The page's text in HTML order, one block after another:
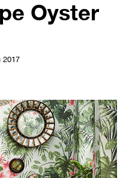
Oyster
2017